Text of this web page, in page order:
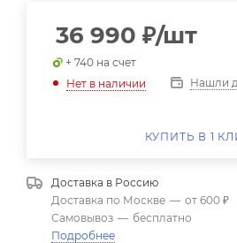
36 990 ₽/шт
+ 740 на счет
Нет в наличии
Нашли
КУПИТЬ В 1
Доставка в Россию
Доставка по Москве — от 600 ₽
Самовывоз — бесплатно
Подробнее